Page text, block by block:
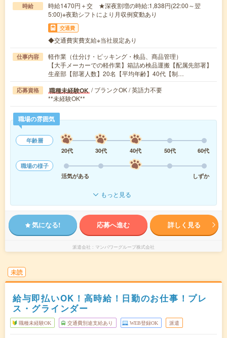
時給
時給1470円＋交 ★深夜割増の時給:1,838円(22:00～翌
5:00)※夜勤シフトにより月収例変動あり
交通費
◆交通費実費支給※当社規定あり
仕事内容
軽作業（仕分け・ピッキング・検品、商品管理）
【大手メーカーでの軽作業】箱詰め検品運搬【配属先部署】
生産部【部署人数】20名【平均年齢】40代【制…
応募資格 職種未経験OK / ブランクOK / 英語力不要
**未経験OK**
職場の雰囲気
年齢層
20代
30代 40代 50代
60代
職場の様子
活気がある
しずか
もっと見る
気になる! 応募へ進む 詳しく見る
派遣会社 マンパワーグループ株式会社
未読
給与即払いOK！高時給！日勤のお仕事！プレ
ス・グラインダー
職種未経験OK 交通費別途支給あり WEB登録OK 派遣